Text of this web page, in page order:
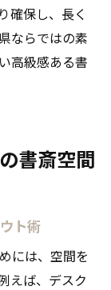
確保し、長く
ならではの素
高級感ある書
書斎空間
ト術
には、空間を
えば、デスク